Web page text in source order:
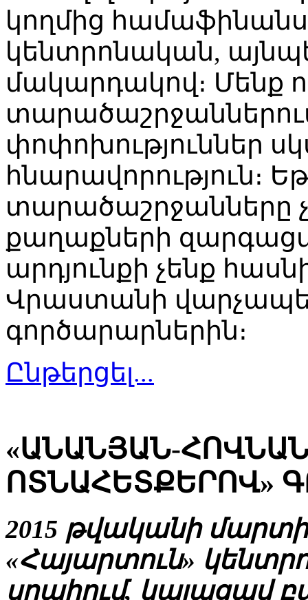
կողմից
կենտրոնական,
մակարդակով։ Մենք
փոփոխություններ
հնարավորություն։
տարածաշրջանները
քաղաքների
արդյունքի չենք
Վրաստանի
գործարարներին։
Ընթերցել...
«ԱՆԱՆՅԱՆ-
ՈՏՆԱՀԵՏՔԵՐՈՎ»
2015 թվականի
«Հայարտուն»
սրահում, կայացավ